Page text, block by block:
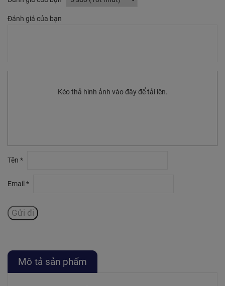
Đánh giá của bạn
Kéo thả hình ảnh vào đây để tải lên.
Tên *
Email *
Mô tả sản phẩm